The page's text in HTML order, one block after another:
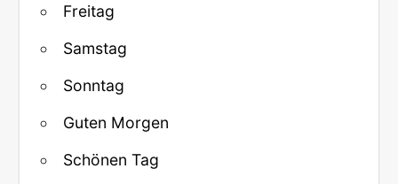
Freitag
Samstag
Sonntag
Guten Morgen
Schönen Tag